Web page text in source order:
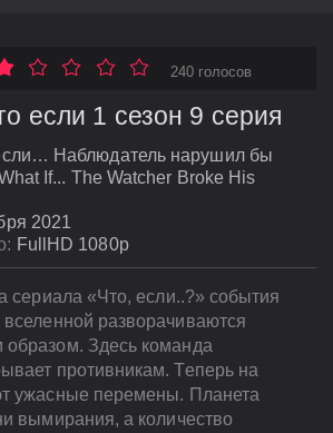
если 1 сезон 9 серия
Наблюдатель нарушил бы
If... The Watcher Broke His
2021
FullHD 1080p
240 голосов
сериала «Что, если..?» события
вселенной разворачиваются
образом. Здесь команда
противникам. Теперь на
ужасные перемены. Планета
вымирания, а количество